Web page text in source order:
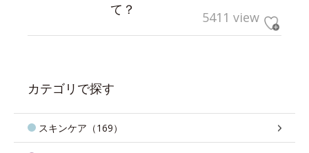
て？
5411 view
カテゴリで探す
スキンケア（169）